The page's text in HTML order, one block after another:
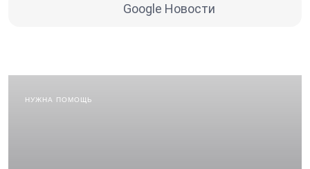
Google Новости
НУЖНА ПОМОЩЬ